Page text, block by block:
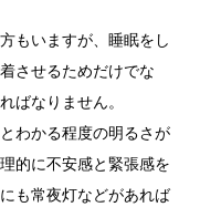
もいますが、睡眠をし
させるためだけでな
ばなりません。
わかる程度の明るさが
的に不安感と緊張感を
も常夜灯などがあれば